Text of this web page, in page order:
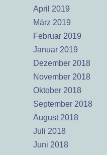
April 2019
März 2019
Februar 2019
Januar 2019
Dezember 2018
November 2018
Oktober 2018
September 2018
August 2018
Juli 2018
Juni 2018